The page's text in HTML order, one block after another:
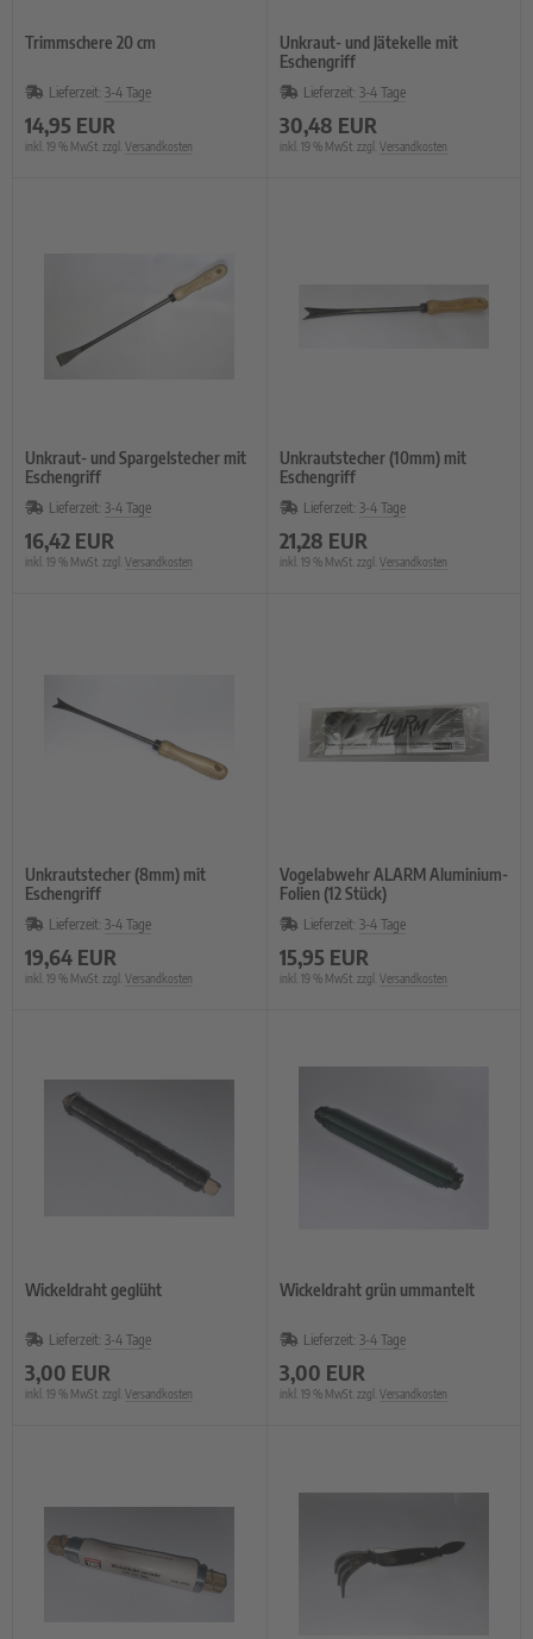
Trimmschere 20 cm
Lieferzeit: 3-4 Tage
14,95 EUR
inkl. 19 % MwSt. zzgl. Versandkosten
Unkraut- und Jätekelle mit
Eschengriff
Lieferzeit: 3-4 Tage
30,48 EUR
inkl. 19 % MwSt. zzgl. Versandkosten
Unkraut- und Spargelstecher mit
Eschengriff
Lieferzeit: 3-4 Tage
16,42 EUR
inkl. 19 % MwSt. zzgl. Versandkosten
Unkrautstecher (10mm) mit
Eschengriff
Lieferzeit: 3-4 Tage
21,28 EUR
inkl. 19 % MwSt. zzgl. Versandkosten
Unkrautstecher (8mm) mit
Eschengriff
Lieferzeit: 3-4 Tage
19,64 EUR
inkl. 19 % MwSt. zzgl. Versandkosten
Vogelabwehr ALARM Aluminium-
Folien (12 Stück)
Lieferzeit: 3-4 Tage
15,95 EUR
inkl. 19 % MwSt. zzgl. Versandkosten
Wickeldraht geglüht
Lieferzeit: 3-4 Tage
3,00 EUR
inkl. 19 % MwSt. zzgl. Versandkosten
Wickeldraht grün ummantelt
Lieferzeit: 3-4 Tage
3,00 EUR
inkl. 19 % MwSt. zzgl. Versandkosten